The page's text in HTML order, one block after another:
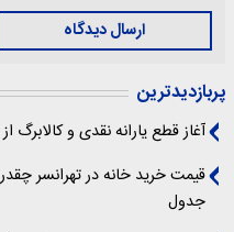
ارسال دیدگاه
پربازدیدترین
آغاز قطع یارانه نقدی و کالابرگ از
قیمت خرید خانه در تهرانسر
جدول